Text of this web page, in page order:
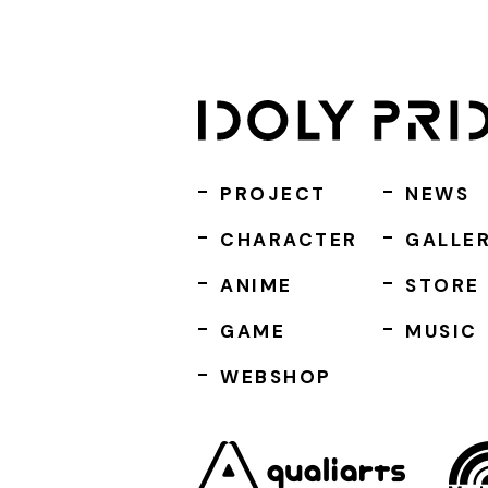
PROJECT
CHARACTER
ANIME
GAME
WEBSHOP
NEWS
STORE
MUSIC